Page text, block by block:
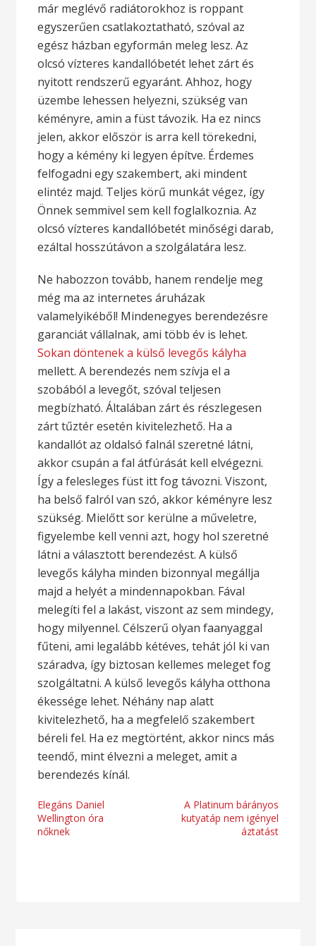
már meglévő radiátorokhoz is roppant
egyszerűen csatlakoztatható, szóval az
egész házban egyformán meleg lesz. Az
olcsó vízteres kandallóbetét lehet zárt és
nyitott rendszerű egyaránt. Ahhoz, hogy
üzembe lehessen helyezni, szükség van
kéményre, amin a füst távozik. Ha ez nincs
jelen, akkor először is arra kell törekedni,
hogy a kémény ki legyen építve. Érdemes
felfogadni egy szakembert, aki mindent
elintéz majd. Teljes körű munkát végez, így
Önnek semmivel sem kell foglalkoznia. Az
olcsó vízteres kandallóbetét minőségi darab,
ezáltal hosszútávon a szolgálatára lesz.
Ne habozzon tovább, hanem rendelje meg
még ma az internetes áruházak
valamelyikéből! Mindenegyes berendezésre
garanciát vállalnak, ami több év is lehet.
Sokan döntenek a külső levegős kályha
mellett. A berendezés nem szívja el a
szobából a levegőt, szóval teljesen
megbízható. Általában zárt és részlegesen
zárt tűztér esetén kivitelezhető. Ha a
kandallót az oldalsó falnál szeretné látni,
akkor csupán a fal átfúrását kell elvégezni.
Így a felesleges füst itt fog távozni. Viszont,
ha belső falról van szó, akkor kéményre lesz
szükség. Mielőtt sor kerülne a műveletre,
figyelembe kell venni azt, hogy hol szeretné
látni a választott berendezést. A külső
levegős kályha minden bizonnyal megállja
majd a helyét a mindennapokban. Fával
melegíti fel a lakást, viszont az sem mindegy,
hogy milyennel. Célszerű olyan faanyaggal
fűteni, ami legalább kétéves, tehát jól ki van
száradva, így biztosan kellemes meleget fog
szolgáltatni. A külső levegős kályha otthona
ékessége lehet. Néhány nap alatt
kivitelezhető, ha a megfelelő szakembert
béreli fel. Ha ez megtörtént, akkor nincs más
teendő, mint élvezni a meleget, amit a
berendezés kínál.
Bejegyzés
navigáció
Elegáns Daniel
Wellington óra
nőknek
A Platinum bárányos
kutyatáp nem igényel
áztatást